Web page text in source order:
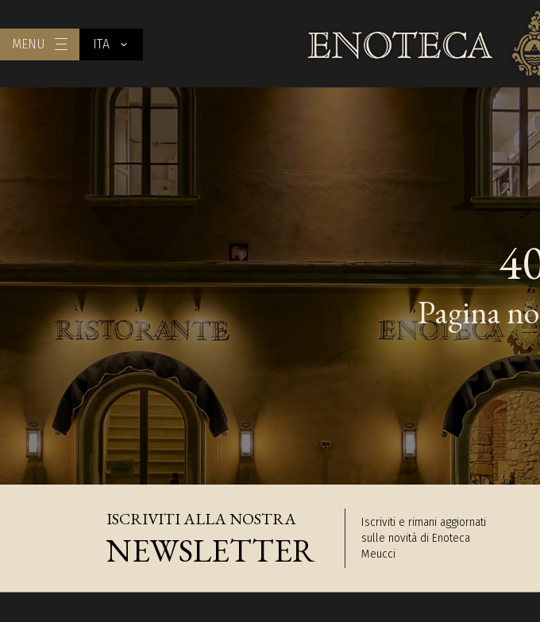
MENU ITA
Pagina
ISCRIVITI ALLA NOSTRA
NEWSLETTER
Iscriviti e rimani aggiornati
sulle novità di Enoteca
Meucci